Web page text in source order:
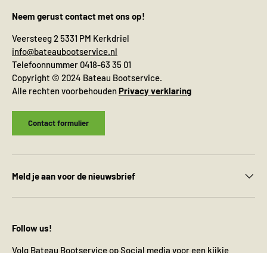
Neem gerust contact met ons op!
Veersteeg 2 5331 PM Kerkdriel
info@bateaubootservice.nl
Telefoonnummer 0418-63 35 01
Copyright © 2024 Bateau Bootservice.
Alle rechten voorbehoudenPrivacy verklaring
Contact formulier
Meld je aan voor de nieuwsbrief
Follow us!
Volg Bateau Bootservice op Social media voor een kijkje